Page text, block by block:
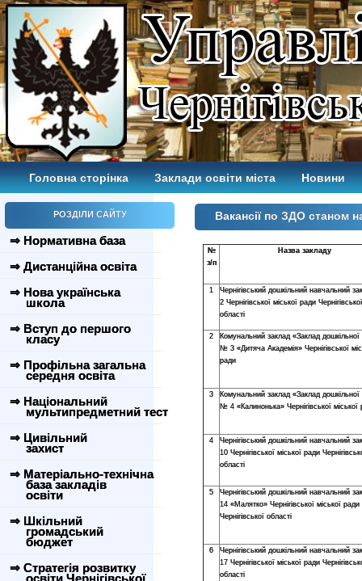
Головна сторінка Заклади освіти міста Новини
РОЗДІЛИ САЙТУ
⇒ Нормативна база
⇒ Дистанційна освіта
⇒ Нова українська
школа
⇒ Вступ до першого
класу
⇒ Профільна загальна
середня освіта
⇒ Національний
мультипредметний тест
⇒ Цивільний
захист
⇒ Матеріально-технічна
база закладів
освіти
⇒ Шкільний
громадський
бюджет
⇒ Стратегія розвитку
освіти Чернігівської
Вакансії по ЗДО станом
№
з/п
Назва закладу
1
Чернігівський дошкільний навчальний
2 Чернігівської міської ради Чернігівської
області
2
Комунальний заклад «Заклад дошкільної
№ 3 «Дитяча Академія» Чернігівської
ради
3
Комунальний заклад «Заклад дошкільної
№ 4 «Калинонька» Чернігівської міської
4
Чернігівський дошкільний навчальний
10 Чернігівської міської ради
області
5
Чернігівський дошкільний навчальний
14 «Малятко» Чернігівської міської ради
Чернігівської області
6
Чернігівський дошкільний навчальний
17 Чернігівської міської ради
області